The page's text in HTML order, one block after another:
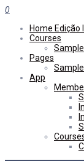
0
Home Edição
Courses
Pages
App